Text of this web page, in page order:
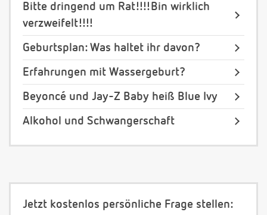
Bitte dringend um Rat!!!!Bin wirklich
verzweifelt!!!!
Geburtsplan: Was haltet ihr davon?
Erfahrungen mit Wassergeburt?
Beyoncé und Jay-Z Baby heiß Blue Ivy
Alkohol und Schwangerschaft
Jetzt kostenlos persönliche Frage stellen: